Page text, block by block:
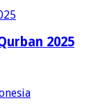
2025